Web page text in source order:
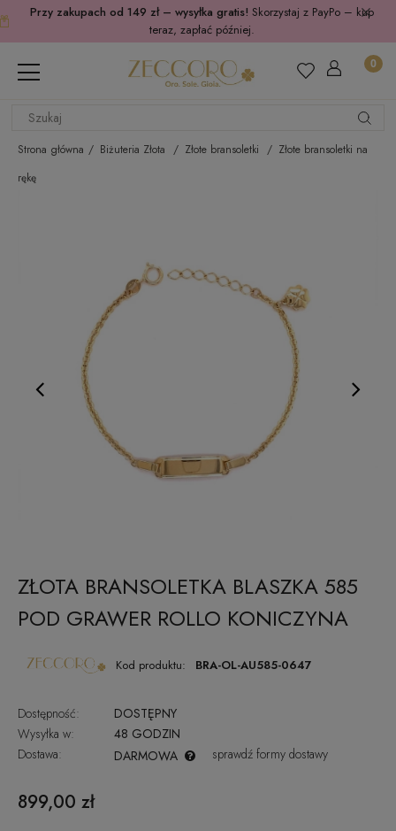
Przy zakupach od 149 zł – wysyłka gratis! Skorzystaj z PayPo – kup
teraz, zapłać później.
Strona główna Biżuteria Złota Złote bransoletki
Złote bransoletki na
rękę
ZŁOTA BRANSOLETKA BLASZKA 585
POD GRAWER ROLLO KONICZYNA
Kod produktu: BRA-OL-AU585-0647
Dostępność:
DOSTĘPNY
Wysyłka w:
48 GODZIN
Dostawa:
DARMOWA sprawdź formy dostawy
899,00 zł